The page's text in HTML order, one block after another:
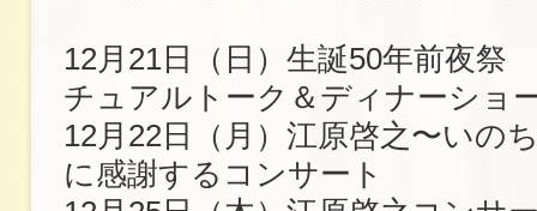
12月21日（日）生誕50年前夜
チュアルトーク＆ディナーショ
12月22日（月）江原啓之〜いの
に感謝するコンサート